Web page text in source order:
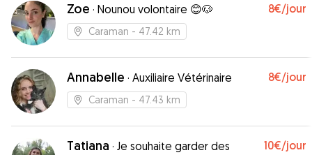
Zoe · Nounou volontaire 😊🐶 8€/jour
Caraman - 47.42 km
Annabelle · Auxiliaire Vétérinaire 8€/jour
Caraman - 47.43 km
Tatiana · Je souhaite garder des
10€/jour